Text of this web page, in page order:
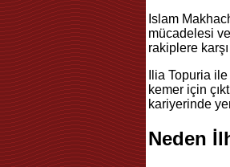
Islam
mücadelesi
rakiplere
Ilia Topuria
kemer için
kariyerinde
Neden